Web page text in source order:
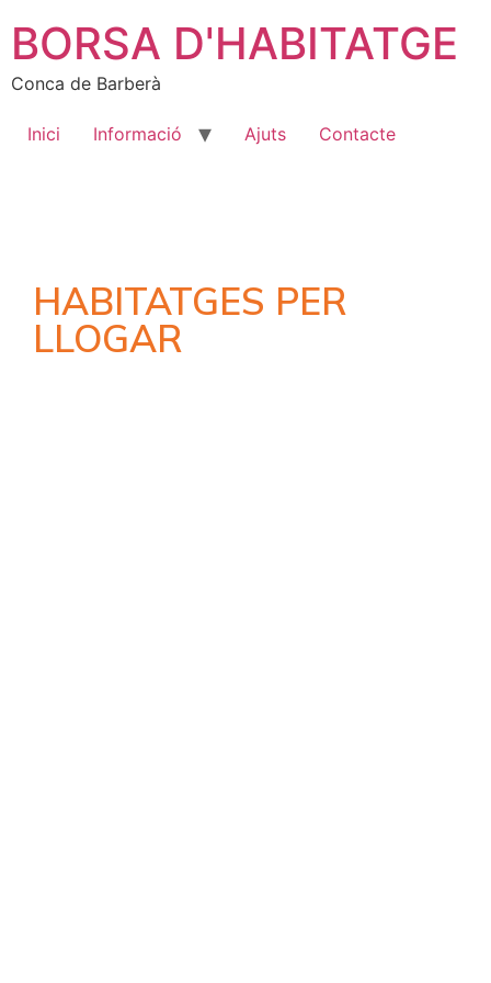
BORSA D'HABITATGE
Conca de Barberà
Inici Informació Ajuts Contacte
HABITATGES PER
LLOGAR